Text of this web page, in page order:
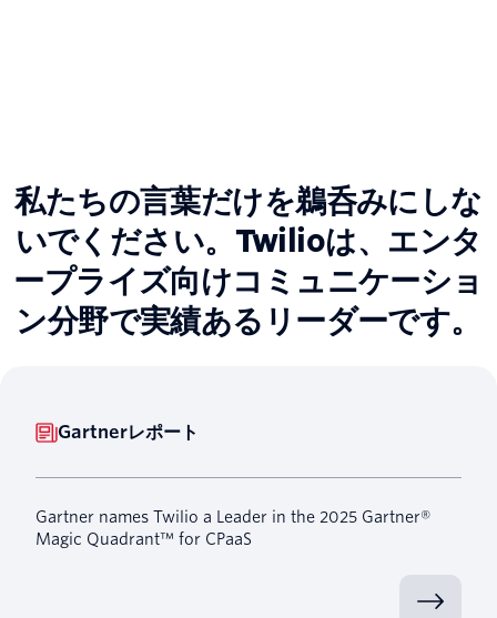
私たちの言葉だけを鵜呑みにしな
いでください。Twilioは、エンタ
ープライズ向けコミュニケーショ
ン分野で実績あるリーダーです。
Gartnerレポート
Gartner names Twilio a Leader in the 2025 Gartner®
Magic Quadrant™ for CPaaS